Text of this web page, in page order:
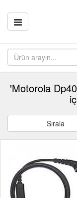
'Motorola
Sırala